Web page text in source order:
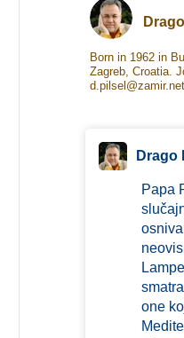
Born in 1962 in
Zagreb, Croatia.
d.pilsel@zamir.net
Drago
Papa
one